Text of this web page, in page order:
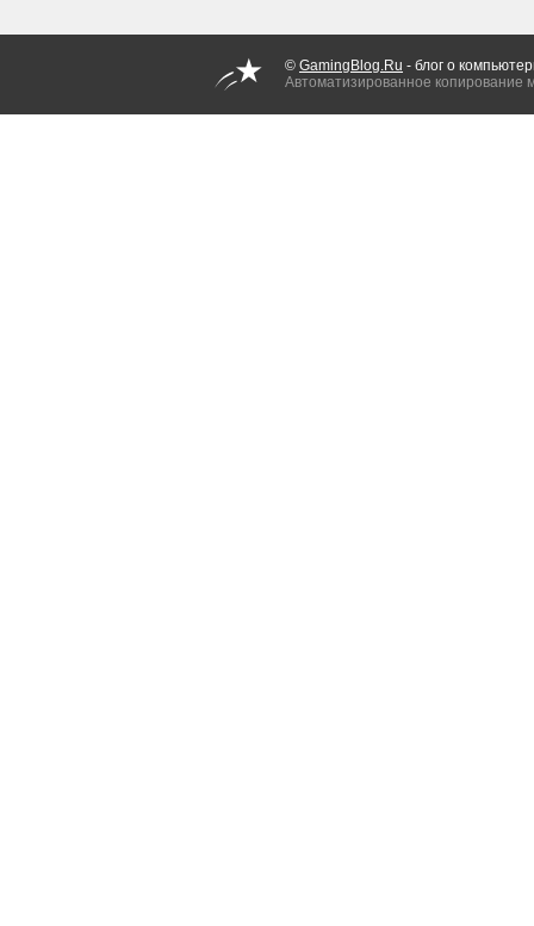
© GamingBlog.Ru - блог о
Автоматизированное копирование